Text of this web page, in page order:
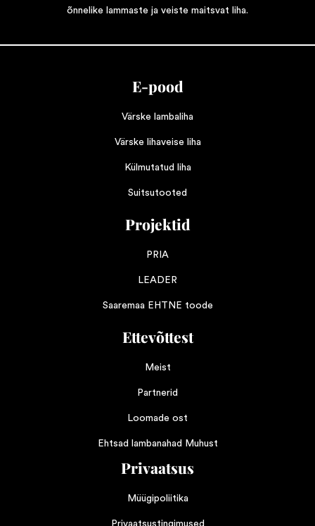
õnnelike lammaste ja veiste maitsvat liha.
E-pood
Värske lambaliha
Värske lihaveise liha
Külmutatud liha
Suitsutooted
Projektid
PRIA
LEADER
Saaremaa EHTNE toode
Ettevõttest
Meist
Partnerid
Loomade ost
Ehtsad lambanahad Muhust
Privaatsus
Müügipoliitika